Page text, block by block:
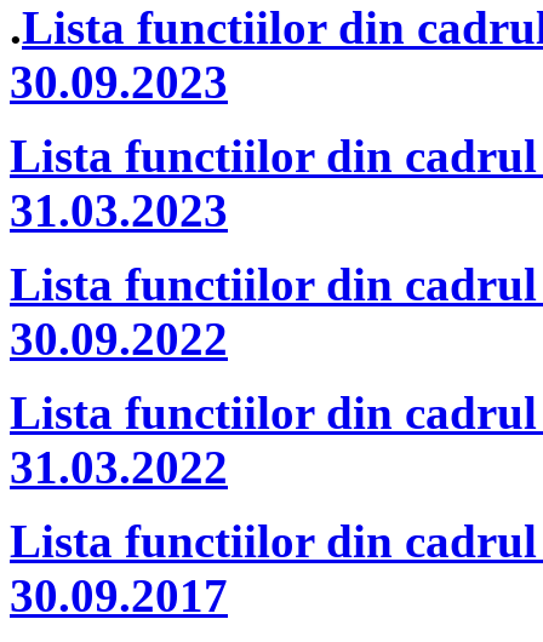
.Lista functiilor din
30.09.2023
Lista functiilor din cadrul
31.03.2023
Lista functiilor din cadrul
30.09.2022
Lista functiilor din cadrul
31.03.2022
Lista functiilor din
30.09.2017